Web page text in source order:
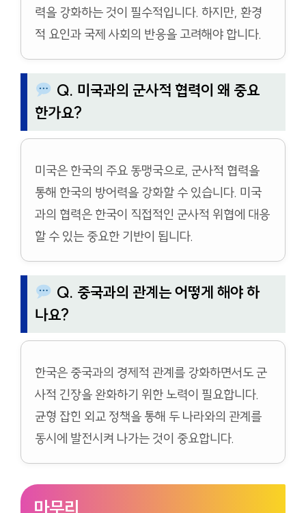
력을 강화하는 것이 필수적입니다. 하지만, 환경
적 요인과 국제 사회의 반응을 고려해야 합니다.
Q. 미국과의 군사적 협력이 왜 중요
한가요?
미국은 한국의 주요 동맹국으로, 군사적 협력을
통해 한국의 방어력을 강화할 수 있습니다. 미국
과의 협력은 한국이 직접적인 군사적 위협에 대응
할 수 있는 중요한 기반이 됩니다.
Q. 중국과의 관계는 어떻게 해야 하
나요?
한국은 중국과의 경제적 관계를 강화하면서도 군
사적 긴장을 완화하기 위한 노력이 필요합니다.
균형 잡힌 외교 정책을 통해 두 나라와의 관계를
동시에 발전시켜 나가는 것이 중요합니다.
마무리